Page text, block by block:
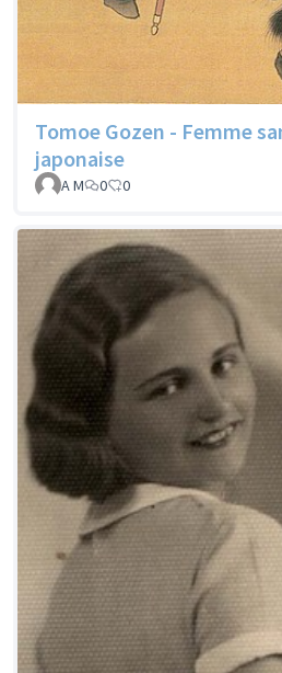
Tomoe Gozen - Femme
japonaise
A M 0 0